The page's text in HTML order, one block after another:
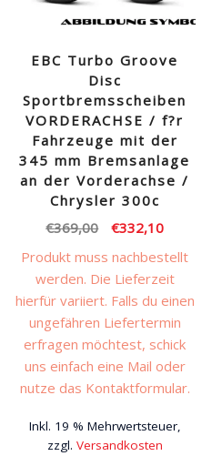
EBC Turbo Groove
Disc
Sportbremsscheiben
VORDERACHSE / f?r
Fahrzeuge mit der
345 mm Bremsanlage
an der Vorderachse /
Chrysler 300c
€369,00
Ursprünglicher
Preis
war:
€369,00
€332,10Aktueller
Preis
ist:
€332,10.
Produkt muss nachbestellt
werden. Die Lieferzeit
hierfür variiert. Falls du einen
ungefähren Liefertermin
erfragen möchtest, schick
uns einfach eine Mail oder
nutze das Kontaktformular.
Inkl. 19 % Mehrwertsteuer,
zzgl. Versandkosten